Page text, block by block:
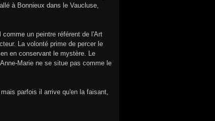
à Bonnieux dans le Vaucluse,
comme un peintre référent de l'Art
La volonté prime de percer le
en conservant le mystère. Le
Marie ne se situe pas comme le
parfois il arrive qu'en la faisant,